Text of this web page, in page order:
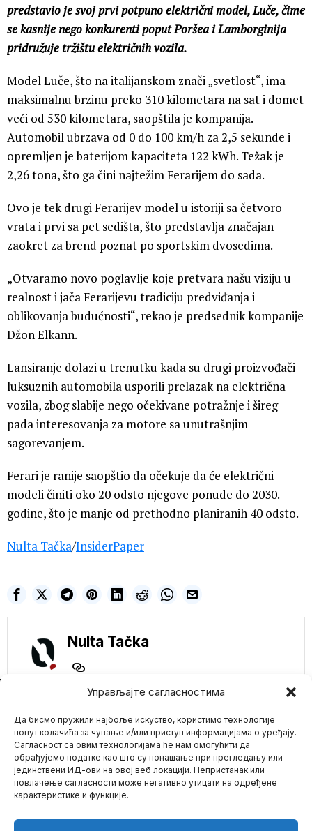
Управљајте сагласностима
Да бисмо пружили најбоље искуство, користимо технологије
попут колачића за чување и/или приступ информацијама о уређају.
Сагласност са овим технологијама ће нам омогућити да
обрађујемо податке као што су понашање при прегледању или
јединствени ИД-ови на овој веб локацији. Непристанак или
повлачење сагласности може негативно утицати на одређене
карактеристике и функције.
predstavio je svoj prvi potpuno električni model, Luče, čime
se kasnije nego konkurenti poput Poršea i Lamborginija
pridružuje tržištu električnih vozila.
Model Luče, što na italijanskom znači „svetlost“, ima
maksimalnu brzinu preko 310 kilometara na sat i domet
veći od 530 kilometara, saopštila je kompanija.
Automobil ubrzava od 0 do 100 km/h za 2,5 sekunde i
opremljen je baterijom kapaciteta 122 kWh. Težak je
2,26 tona, što ga čini najtežim Ferarijem do sada.
Ovo je tek drugi Ferarijev model u istoriji sa četvoro
vrata i prvi sa pet sedišta, što predstavlja značajan
zaokret za brend poznat po sportskim dvosedima.
„Otvaramo novo poglavlje koje pretvara našu viziju u
realnost i jača Ferarijevu tradiciju predviđanja i
oblikovanja budućnosti“, rekao je predsednik kompanije
Džon Elkann.
Lansiranje dolazi u trenutku kada su drugi proizvođači
luksuznih automobila usporili prelazak na električna
vozila, zbog slabije nego očekivane potražnje i šireg
pada interesovanja za motore sa unutrašnjim
sagorevanjem.
Ferari je ranije saopštio da očekuje da će električni
modeli činiti oko 20 odsto njegove ponude do 2030.
godine, što je manje od prethodno planiranih 40 odsto.
Nulta Tačka/InsiderPaper
Nulta Tačka
Mario zna Youtube
Odbija Povratak u
Ukrajinu: Preti im
Deportacija i
Doživotna
Diskvalifikacija
Ukrajinski karate sportisti
Evgenij i Darja Pilipjuk
izbačeni su iz
Trampova